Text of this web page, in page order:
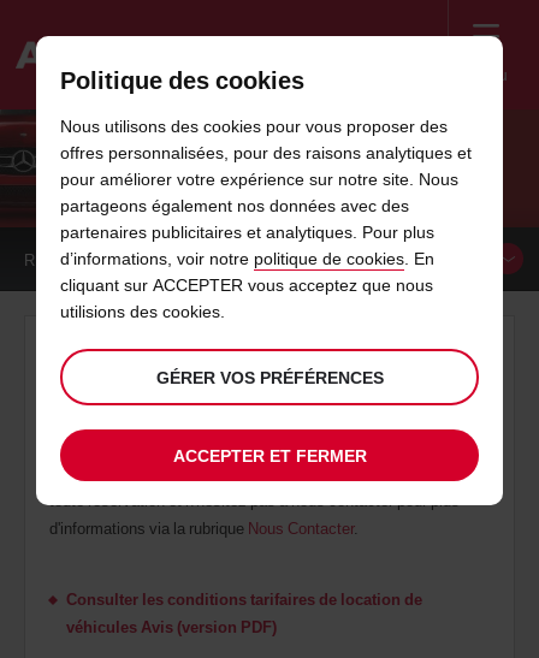
Menu
Avis
CONDITIONS TARIFAIRES
RÉSERVER UNVÉHICULE
Conditions tarifaires
Dans un désir de transparence vis-à-vis de ses clients, Avis
de voiture.
Merci de prendre connaisance de ce document avant d'effectuer
toute réservation et n'hésitez pas à nous contacter pour plus
d'informations via la rubrique Nous Contacter.
Consulter les conditions tarifaires de location de
véhicules Avis (version PDF)
Politique des cookies
Nous utilisons des cookies pour vous proposer des
offres personnalisées, pour des raisons analytiques et
pour améliorer votre expérience sur notre site. Nous
partageons également nos données avec des
partenaires publicitaires et analytiques. Pour plus
d’informations, voir notre politique de cookies. En
cliquant sur ACCEPTER vous acceptez que nous
utilisions des cookies.
GÉRER VOS PRÉFÉRENCES
ACCEPTER ET FERMER